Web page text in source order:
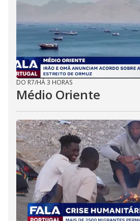
DO R7/HÁ 3 HORAS
Médio Oriente